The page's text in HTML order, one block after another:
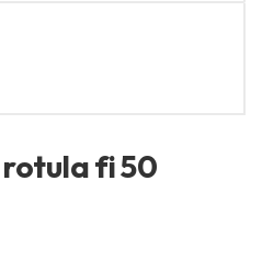
rotula fi 50